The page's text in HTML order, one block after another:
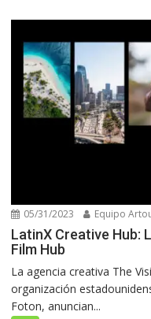
05/31/2023 Equipo
LatinX Creative Hub:
Film Hub
La agencia creativa The
organización
Foton, anuncian...